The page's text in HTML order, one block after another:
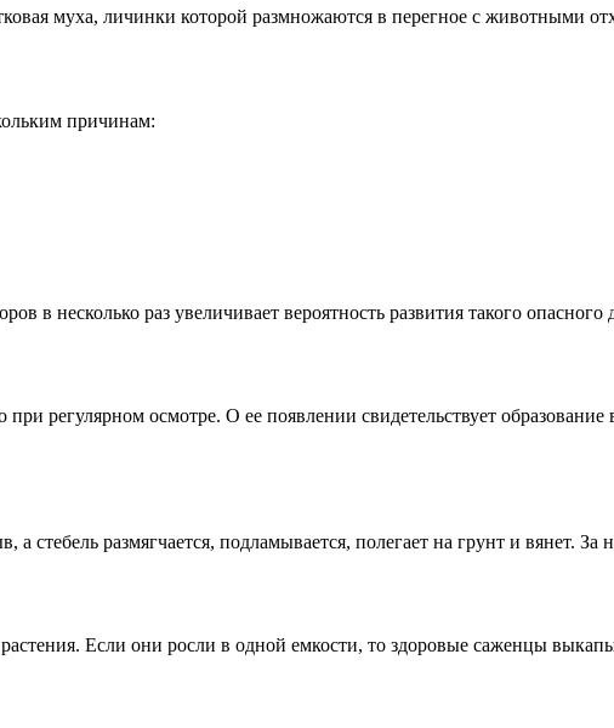
муха, личинки которой размножаются в перегное с животными
причинам:
в несколько раз увеличивает вероятность развития такого
регулярном осмотре. О ее появлении свидетельствует образование
стебель размягчается, подламывается, полегает на грунт и вянет.
Если они росли в одной емкости, то здоровые саженцы